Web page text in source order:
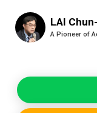
LAI
A Pioneer of